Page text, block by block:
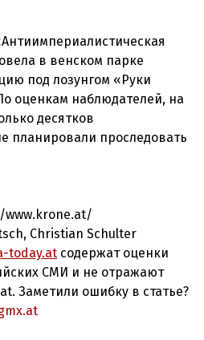
в венском парке
под лозунгом «Руки
оценкам наблюдателей, на
десятков
планировали проследовать
Christian Schulter
today.at содержат оценки
СМИ и не отражают
Заметили ошибку в статье?